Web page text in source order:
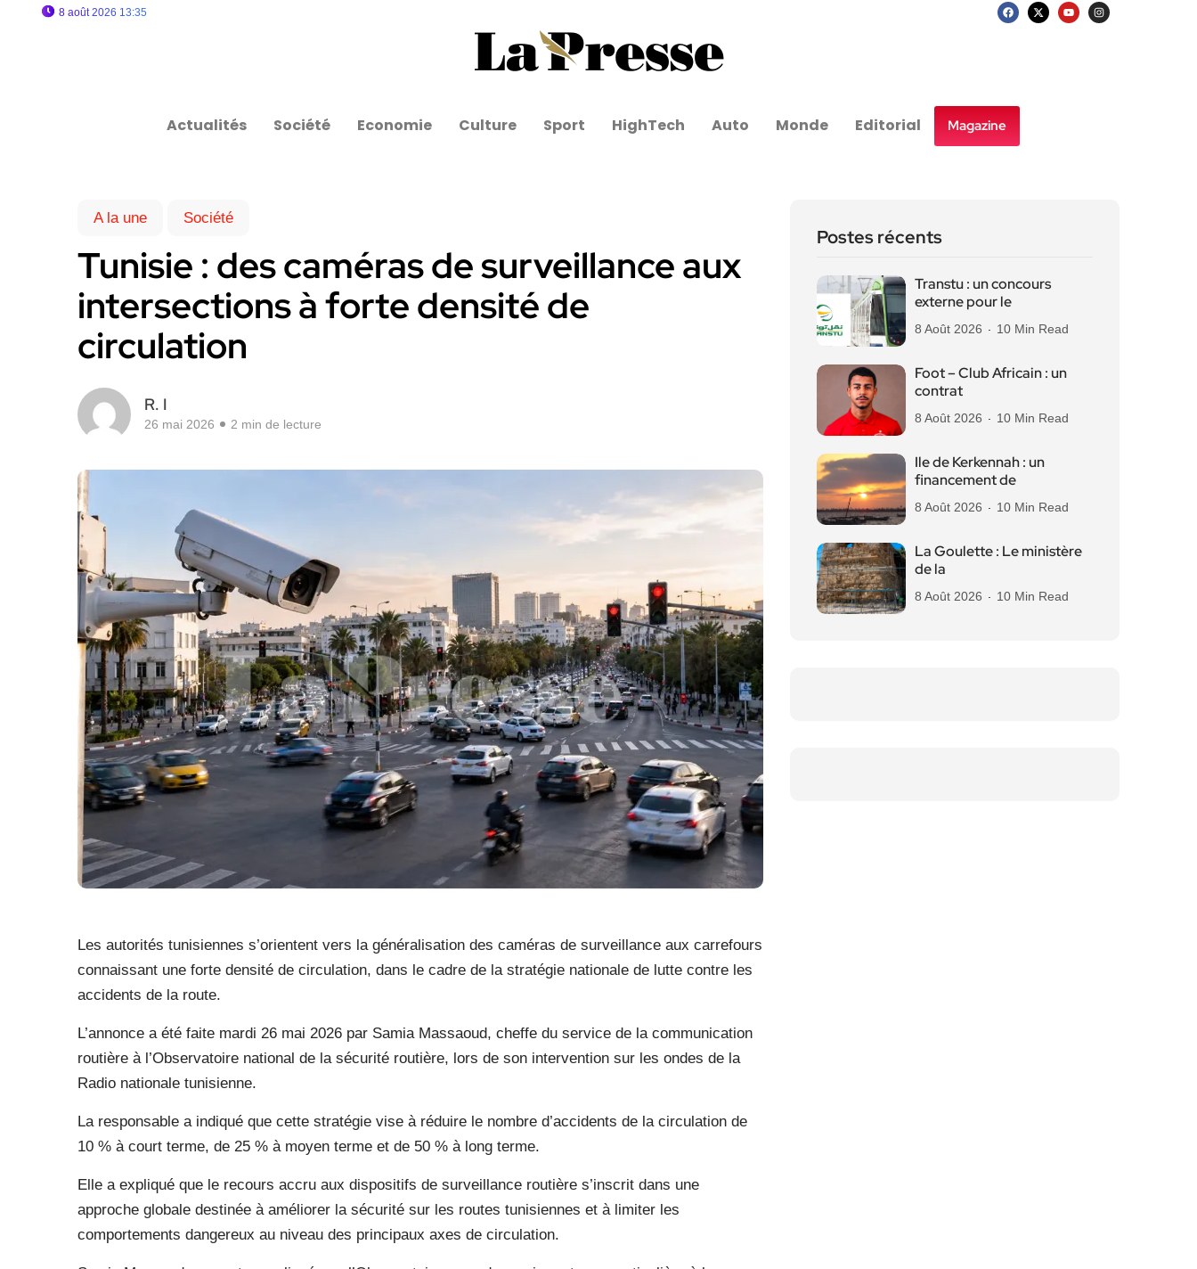
8 août 2026 13:35
Actualités Société Economie Culture Sport HighTech Auto Monde Editorial Magazine
A la une Société
Tunisie : des caméras de surveillance aux
intersections à forte densité de
circulation
R. I
26 mai 2026 2 min de lecture
Les autorités tunisiennes s’orientent vers la généralisation des caméras de surveillance aux carrefours
connaissant une forte densité de circulation, dans le cadre de la stratégie nationale de lutte contre les
accidents de la route.
L’annonce a été faite mardi 26 mai 2026 par Samia Massaoud, cheffe du service de la communication
routière à l’Observatoire national de la sécurité routière, lors de son intervention sur les ondes de la
Radio nationale tunisienne.
La responsable a indiqué que cette stratégie vise à réduire le nombre d’accidents de la circulation de
10 % à court terme, de 25 % à moyen terme et de 50 % à long terme.
Elle a expliqué que le recours accru aux dispositifs de surveillance routière s’inscrit dans une
approche globale destinée à améliorer la sécurité sur les routes tunisiennes et à limiter les
comportements dangereux au niveau des principaux axes de circulation.
Postes récents
Transtu : un concours
externe pour le
8 Août 2026 10 Min Read
Foot – Club Africain : un
contrat
8 Août 2026 10 Min Read
Ile de Kerkennah : un
financement de
8 Août 2026 10 Min Read
La Goulette : Le ministère
de la
8 Août 2026 10 Min Read